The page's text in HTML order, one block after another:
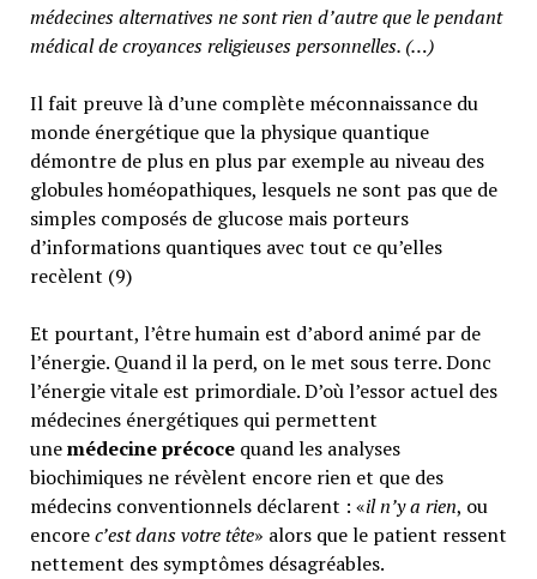
médecines alternatives ne sont rien d’autre que le pendant
médical de croyances religieuses personnelles. (…)
Il fait preuve là d’une complète méconnaissance du
monde énergétique que la physique quantique
démontre de plus en plus par exemple au niveau des
globules homéopathiques, lesquels ne sont pas que de
simples composés de glucose mais porteurs
d’informations quantiques avec tout ce qu’elles
recèlent (9)
Et pourtant, l’être humain est d’abord animé par de
l’énergie. Quand il la perd, on le met sous terre. Donc
l’énergie vitale est primordiale. D’où l’essor actuel des
médecines énergétiques qui permettent
unemédecine précoce quand les analyses
biochimiques ne révèlent encore rien et que des
médecins conventionnels déclarent : «il n’y a rien, ou
encorec’est dans votre tête» alors que le patient ressent
nettement des symptômes désagréables.